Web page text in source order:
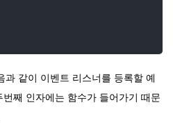
과 같이 이벤트 리스너를 등록할 예
번째 인자에는 함수가 들어가기 때문